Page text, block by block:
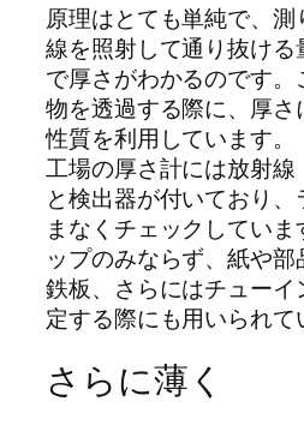
原理はとても単純で、
線を照射して通り抜ける
で厚さがわかるのです
物を透過する際に、厚さ
性質を利用しています。
工場の厚さ計には放射線
と検出器が付いており、
まなくチェックしてい
ップのみならず、紙や
鉄板、さらにはチュー
定する際にも用いられて
さらに薄く